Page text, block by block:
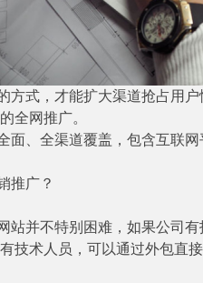
方式，才能扩大渠道抢占用
全网推广。
面、全渠道覆盖，包含互联
推广？
站并不特别困难，如果公司
技术人员，可以通过外包直接